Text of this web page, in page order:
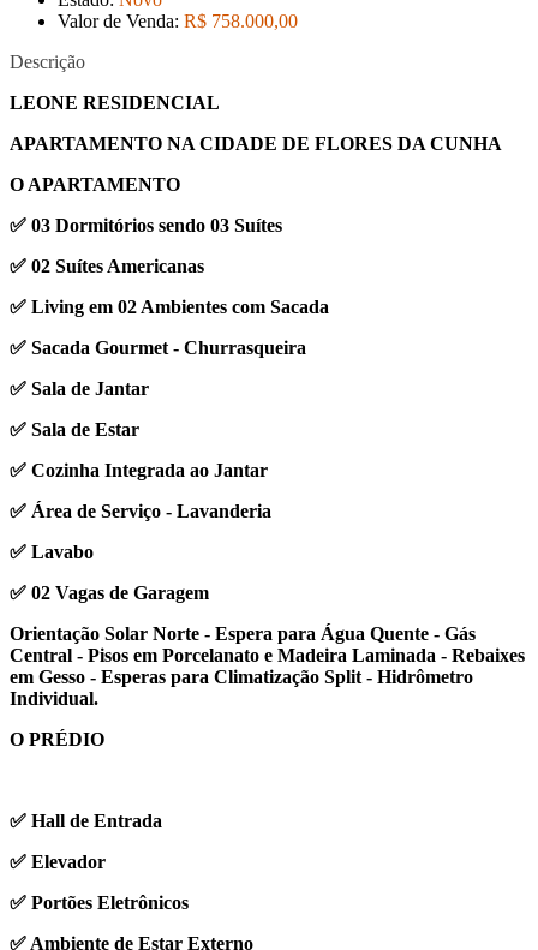
Valor de Venda: R$ 758.000,00
Descrição
LEONE RESIDENCIAL
APARTAMENTO NA CIDADE DE FLORES DA CUNHA
O APARTAMENTO
✅ 03 Dormitórios sendo 03 Suítes
✅ 02 Suítes Americanas
✅ Living em 02 Ambientes com Sacada
✅ Sacada Gourmet - Churrasqueira
✅ Sala de Jantar
✅ Sala de Estar
✅ Cozinha Integrada ao Jantar
✅ Área de Serviço - Lavanderia
✅ Lavabo
✅ 02 Vagas de Garagem
Orientação Solar Norte - Espera para Água Quente - Gás
Central - Pisos em Porcelanato e Madeira Laminada - Rebaixes
em Gesso - Esperas para Climatização Split - Hidrômetro
Individual.
O PRÉDIO
✅ Hall de Entrada
✅ Elevador
✅ Portões Eletrônicos
✅ Ambiente de Estar Externo